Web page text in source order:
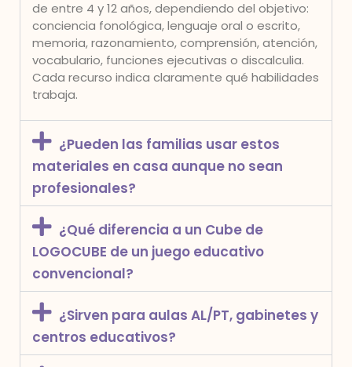
de entre 4 y 12 años, dependiendo del objetivo:
conciencia fonológica, lenguaje oral o escrito,
memoria, razonamiento, comprensión, atención,
vocabulario, funciones ejecutivas o discalculia.
Cada recurso indica claramente qué habilidades
trabaja.
¿Pueden las familias usar estos
materiales en casa aunque no sean
profesionales?
¿Qué diferencia a un Cube de
LOGOCUBE de un juego educativo
convencional?
¿Sirven para aulas AL/PT, gabinetes y
centros educativos?